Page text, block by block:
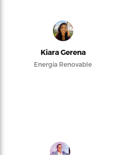
Kiara Gerena
Energía Renovable